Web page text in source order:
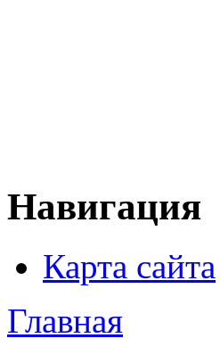
Навигация
Карта сайта
Главная